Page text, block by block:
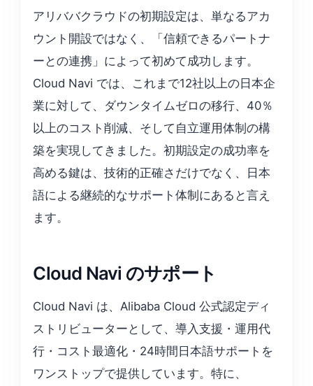
アリババクラウドの初期設定は、単なるアカ
ウント開設ではなく、「信頼できるパートナ
ーとの連携」によって初めて成功します。
Cloud Navi では、これまで12社以上の日本企
業に対して、ダウンタイムゼロの移行、40％
以上のコスト削減、そして自立運用体制の構
築を実現してきました。初期設定の成功率を
高める鍵は、技術的正確さだけでなく、日本
語による継続的なサポート体制にあると言え
ます。
Cloud Navi のサポート
Cloud Navi は、Alibaba Cloud 公式認定ディ
ストリビューターとして、導入支援・運用代
行・コスト最適化・24時間日本語サポートを
ワンストップで提供しています。特に、